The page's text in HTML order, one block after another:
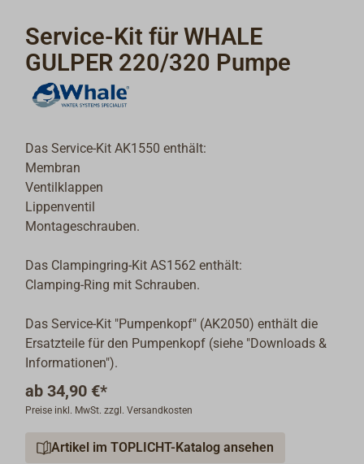
Service-Kit für WHALE
GULPER 220/320 Pumpe
Das Service-Kit AK1550 enthält:
Membran
Ventilklappen
Lippenventil
Montageschrauben.
Das Clampingring-Kit AS1562 enthält:
Clamping-Ring mit Schrauben.
Das Service-Kit "Pumpenkopf" (AK2050) enthält die
Ersatzteile für den Pumpenkopf (siehe "Downloads &
Informationen").
ab 34,90 €*
Preise inkl. MwSt. zzgl. Versandkosten
Artikel im TOPLICHT-Katalog ansehen